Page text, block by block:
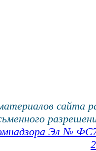
сайта
Эл №